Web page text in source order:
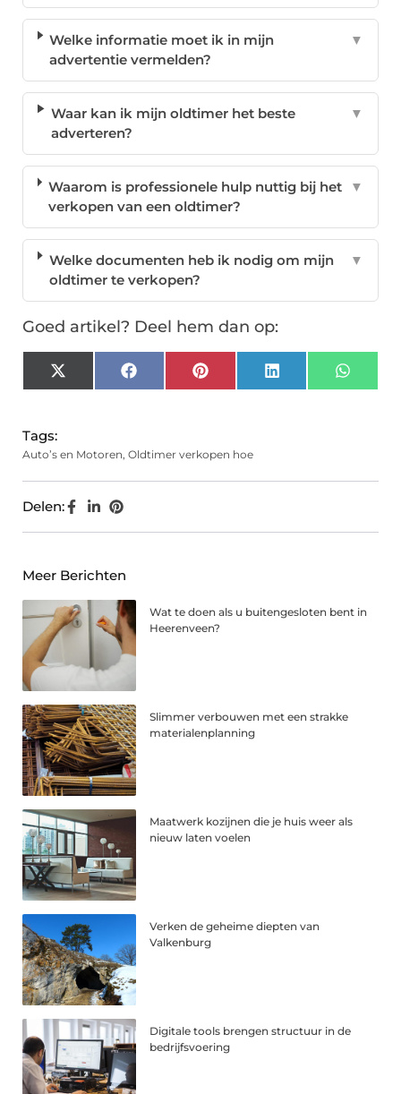
Welke informatie moet ik in mijn
advertentie vermelden?
▼
Waar kan ik mijn oldtimer het beste
adverteren?
▼
Waarom is professionele hulp nuttig bij het
verkopen van een oldtimer?
▼
Welke documenten heb ik nodig om mijn
oldtimer te verkopen?
▼
Goed artikel? Deel hem dan op:
X
(Twitter)
FacebookPinterest LinkedIn
Tags:
Auto’s en Motoren, Oldtimer verkopen hoe
Delen:
Meer Berichten
Wat te doen als u buitengesloten bent in
Heerenveen?
Slimmer verbouwen met een strakke
materialenplanning
Maatwerk kozijnen die je huis weer als
nieuw laten voelen
Verken de geheime diepten van
Valkenburg
Digitale tools brengen structuur in de
bedrijfsvoering